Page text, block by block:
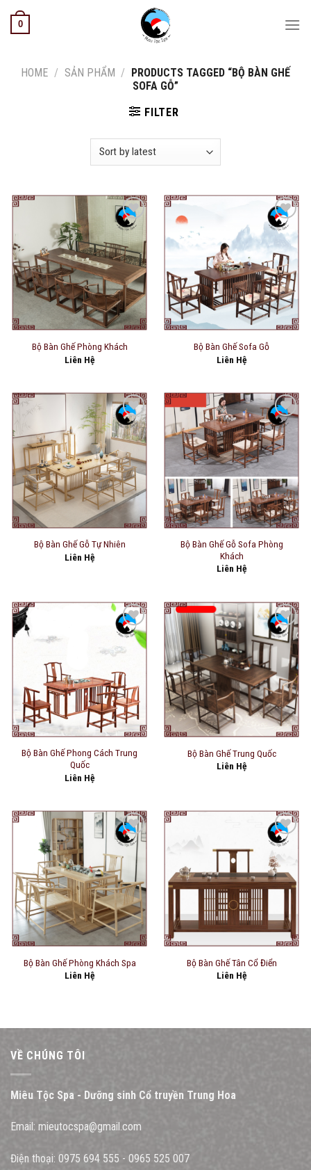
Skip
0
HOME / SẢN PHẨM / PRODUCTS TAGGED “BỘ BÀN GHẾ
SOFA GỖ”
FILTER
Add to
wishlist
Bộ Bàn Ghế Phòng Khách
Liên Hệ
Add to
wishlist
Bộ Bàn Ghế Sofa Gỗ
Liên Hệ
Add to
wishlist
Bộ Bàn Ghế Gỗ Tự Nhiên
Liên Hệ
Add to
wishlist
Bộ Bàn Ghế Gỗ Sofa Phòng
Khách
Liên Hệ
wishlist
Bộ Bàn Ghế Phong Cách Trung
Quốc
Liên Hệ
Add to
wishlist
Bộ Bàn Ghế Trung Quốc
Liên Hệ
Add to
wishlist
Bộ Bàn Ghế Phòng Khách Spa
Liên Hệ
Add to
wishlist
Bộ Bàn Ghế Tân Cổ Điển
Liên Hệ
VỀ CHÚNG TÔI
Miêu Tộc Spa - Dưỡng sinh Cổ truyền Trung Hoa
Email: mieutocspa@gmail.com
Điện thoại: 0975 694 555 - 0965 525 007